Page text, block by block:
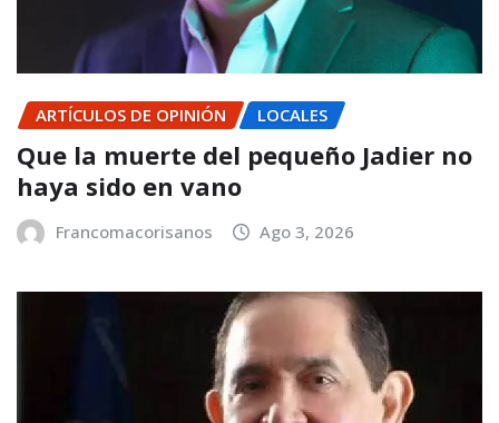
ARTÍCULOS DE OPINIÓN LOCALES
Que la muerte del pequeño Jadier no
haya sido en vano
Francomacorisanos Ago 3, 2026